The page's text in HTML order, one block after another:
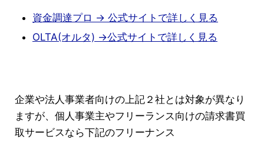
資金調達プロ → 公式サイトで詳しく見る
OLTA(オルタ) →公式サイトで詳しく見る
企業や法人事業者向けの上記２社とは対象が異なり
ますが、個人事業主やフリーランス向けの請求書買
取サービスなら下記のフリーナンス